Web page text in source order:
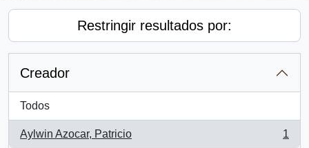
Restringir resultados por:
Creador
Todos
Aylwin Azocar, Patricio
, 1 resultados
1